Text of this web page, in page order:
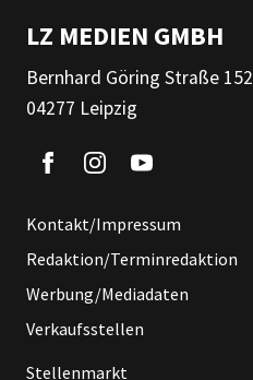
LZ MEDIEN GMBH
Bernhard Göring Straße 152
04277 Leipzig
Kontakt/Impressum
Redaktion/Terminredaktion
Werbung/Mediadaten
Verkaufsstellen
Stellenmarkt